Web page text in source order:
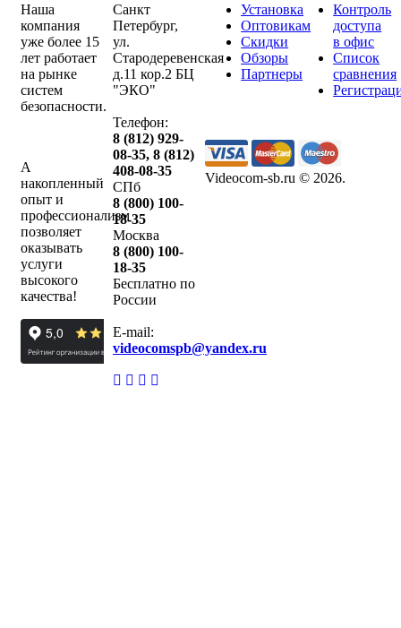
Наша
компания
уже более 15
лет работает
на рынке
систем
безопасности.
А
накопленный
опыт и
профессионализм
позволяет
оказывать
услуги
высокого
качества!
Санкт
Петербург,
ул.
Стародеревенская
д.11 кор.2 БЦ
"ЭКО"
Телефон:
8 (812) 929-
08-35,8 (812)
408-08-35
СПб
8 (800) 100-
18-35
Москва
8 (800) 100-
18-35
Бесплатно по
России
E-mail:
videocomspb@yandex.ru
Установка
Оптовикам
Скидки
Обзоры
Партнеры
Контроль
доступа
в офис
Список
сравнения
Videocom-sb.ru © 2026.